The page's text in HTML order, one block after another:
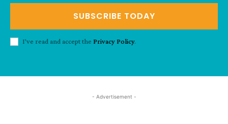
SUBSCRIBE TODAY
I've read and accept the Privacy Policy.
- Advertisement -